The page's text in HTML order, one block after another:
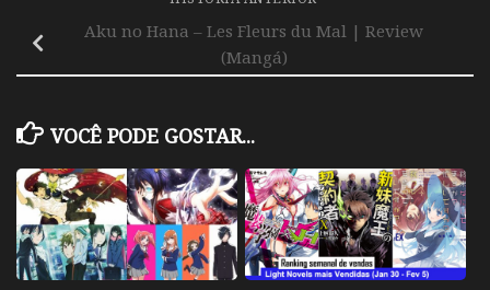
Aku no Hana – Les Fleurs du Mal | Review
(Mangá)
VOCÊ PODE GOSTAR...